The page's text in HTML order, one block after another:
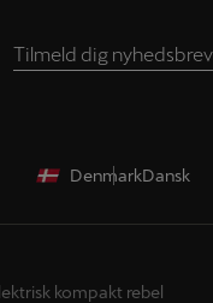
Tilmeld dig nyhedsbrev
DenmarkDansk
kompakt rebel